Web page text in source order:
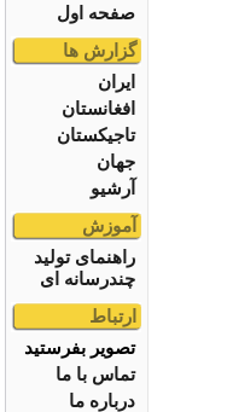
صفحه اول
گزارش ها
ایران
افغانستان
تاجیکستان
جهان
آرشیو
آموزش
راهنمای تولید
چندرسانه ای
ارتباط
تصویر بفرستید
تماس با ما
درباره ما